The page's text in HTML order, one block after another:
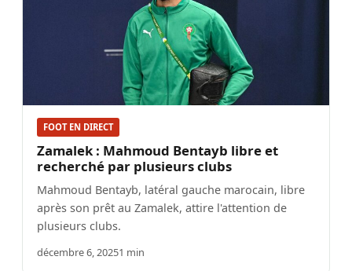
FOOT EN DIRECT
Zamalek : Mahmoud Bentayb libre et
recherché par plusieurs clubs
Mahmoud Bentayb, latéral gauche marocain, libre
après son prêt au Zamalek, attire l'attention de
plusieurs clubs.
décembre 6, 20251 min